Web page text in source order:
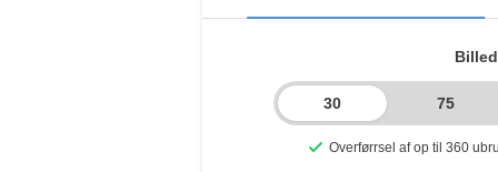
30 75
Overførrsel af op til 360